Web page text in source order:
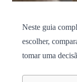
Neste guia
escolher,
tomar uma